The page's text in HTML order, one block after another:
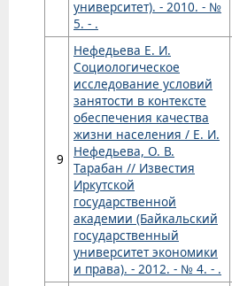
университет). - 2010. - №
5. - .
9
Нефедьева Е. И.
Социологическое
исследование условий
занятости в контексте
обеспечения качества
жизни населения / Е. И.
Нефедьева, О. В.
Тарабан // Известия
Иркутской
государственной
академии (Байкальский
государственный
университет экономики
и права). - 2012. - № 4. - .